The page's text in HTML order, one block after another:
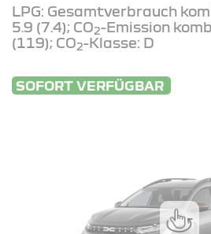
LPG: Gesamtverbrauch
5.9 (7.4); CO2-Emission
(119); CO2-Klasse: D
SOFORT VERFÜGBAR